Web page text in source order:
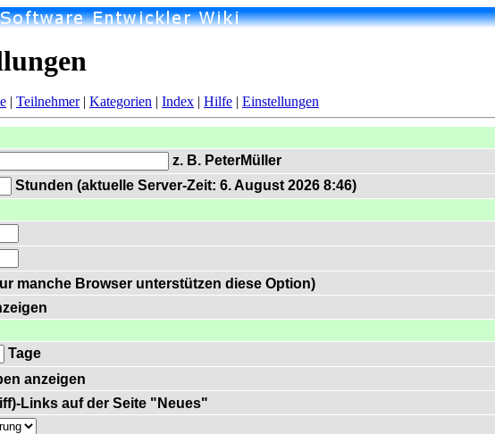
| Teilnehmer| Kategorien | Index | Hilfe | Einstellungen
z. B. PeterMüller
Stunden (aktuelle Server-Zeit: 6. August 2026 8:46)
manche Browser unterstützen diese Option)
Tage
anzeigen
Links auf der Seite "Neues"